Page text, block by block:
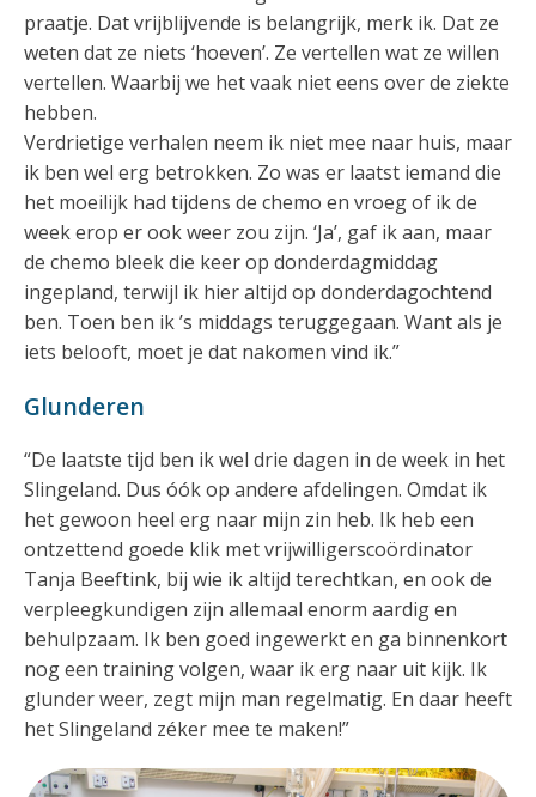
praatje. Dat vrijblijvende is belangrijk, merk ik. Dat ze
weten dat ze niets ‘hoeven’. Ze vertellen wat ze willen
vertellen. Waarbij we het vaak niet eens over de ziekte
hebben.
Verdrietige verhalen neem ik niet mee naar huis, maar
ik ben wel erg betrokken. Zo was er laatst iemand die
het moeilijk had tijdens de chemo en vroeg of ik de
week erop er ook weer zou zijn. ‘Ja’, gaf ik aan, maar
de chemo bleek die keer op donderdagmiddag
ingepland, terwijl ik hier altijd op donderdagochtend
ben. Toen ben ik ’s middags teruggegaan. Want als je
iets belooft, moet je dat nakomen vind ik.”
Glunderen
“De laatste tijd ben ik wel drie dagen in de week in het
Slingeland. Dus óók op andere afdelingen. Omdat ik
het gewoon heel erg naar mijn zin heb. Ik heb een
ontzettend goede klik met vrijwilligerscoördinator
Tanja Beeftink, bij wie ik altijd terechtkan, en ook de
verpleegkundigen zijn allemaal enorm aardig en
behulpzaam. Ik ben goed ingewerkt en ga binnenkort
nog een training volgen, waar ik erg naar uit kijk. Ik
glunder weer, zegt mijn man regelmatig. En daar heeft
het Slingeland zéker mee te maken!”